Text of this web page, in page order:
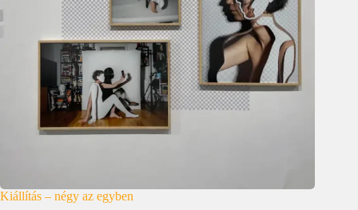
Kiállítás – négy az egyben